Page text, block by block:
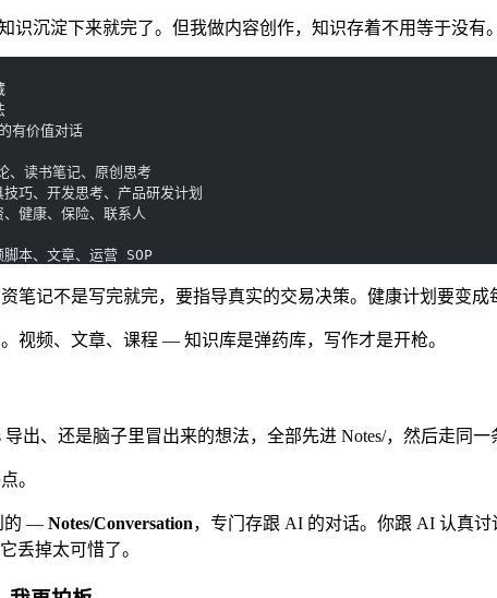
识沉淀下来就完了。但我做内容创作，知识存着不用等于没有
价值对话
读书笔记、原创思考
、开发思考、产品研发计划
康、保险、联系人
、文章、运营 SOP
笔记不是写完就完，要指导真实的交易决策。健康计划要变成
视频、文章、课程 — 知识库是弹药库，写作才是开枪。
导出、还是脑子里冒出来的想法，全部先进 Notes/，然后走同一
。
的 — Notes/Conversation，专门存跟 AI 的对话。你跟 AI 认真
丢掉太可惜了。